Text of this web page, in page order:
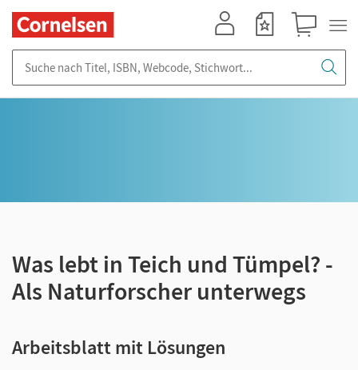
Was lebt in Teich und Tümpel? -
Als Naturforscher unterwegs
Arbeitsblatt mit Lösungen